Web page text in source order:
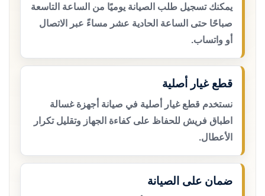
يمكنك تسجيل طلب الصيانة يوميًا من الساعة التاسعة
صباحًا حتى الساعة الحادية عشر مساءً عبر الاتصال
أو واتساب.
قطع غيار أصلية
نستخدم قطع غيار أصلية في صيانة أجهزة غسالة
اطباق فريش للحفاظ على كفاءة الجهاز وتقليل تكرار
الأعطال.
ضمان على الصيانة